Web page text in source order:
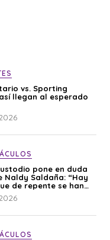
vs. Sporting
llegan al esperado
pone en duda
Naldy Saldaña: “Hay
de repente se han